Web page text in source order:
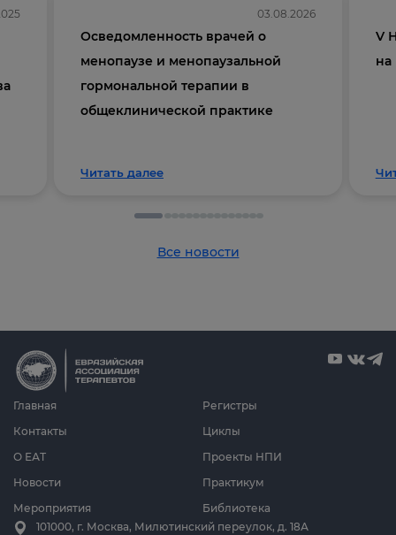
03.08.2026
Осведомленность врачей о
менопаузе и менопаузальной
гормональной терапии в
общеклинической практике
Читать далее
V
на
Все новости
Главная
О ЕАТ
Новости
Мероприятия
Циклы
Проекты НПИ
Практикум
Библиотека
Регистры
Контакты
101000, г. Москва, Милютинский переулок, д. 18А